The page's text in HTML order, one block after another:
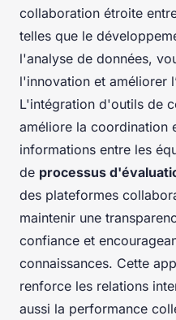
collaboration étroite
telles que le
l'analyse de données,
l'innovation et améliorer
L'intégration d'outils de
améliore la coordination
informations entre les
de processus
des plateformes
maintenir une
confiance et
connaissances. Cette
renforce les relations
aussi la performance